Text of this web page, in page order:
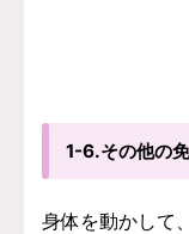
1-6.その他の
身体を動かして